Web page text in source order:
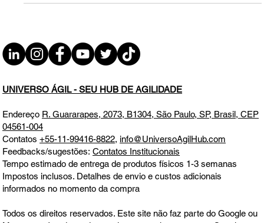
Parceria Ágil: South Summit Brazil e Universo Ágil
UNIVERSO ÁGIL - SEU HUB DE AGILIDADE
EndereçoR. Guararapes, 2073, B1304, São Paulo, SP, Brasil, CEP
04561-004
Contatos +55-11-99416-8822,info@UniversoAgilHub.com
Feedbacks/sugestões:Contatos Institucionais
Impostos inclusos. Detalhes de envio e custos adicionais